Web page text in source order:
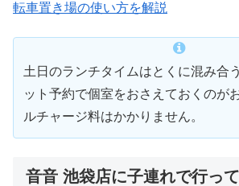
転車置き場の使い方を解説
土日のランチタイムはとくに混み合
ット予約で個室をおさえておくのが
ルチャージ料はかかりません。
音音 池袋店に子連れで行って